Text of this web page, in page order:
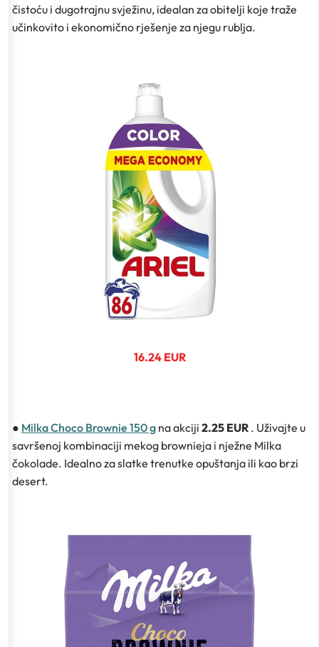
čistoću i dugotrajnu svježinu, idealan za obitelji koje traže
učinkovito i ekonomično rješenje za njegu rublja.
16.24 EUR
● Milka Choco Brownie 150 g na akciji 2.25 EUR . Uživajte u
savršenoj kombinaciji mekog brownieja i nježne Milka
čokolade. Idealno za slatke trenutke opuštanja ili kao brzi
desert.